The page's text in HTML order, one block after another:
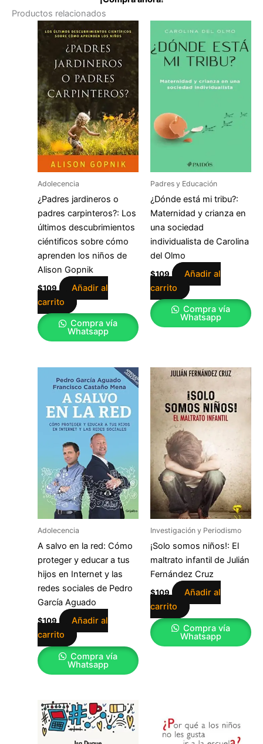
Productos relacionados
Adolecencia
¿Padres jardineros o
padres carpinteros?: Los
últimos descubrimientos
ciéntificos sobre cómo
aprenden los niños de
Alison Gopnik
$109
Añadir al
carrito
Compra vía
Whatsapp
Padres y Educación
¿Dónde está mi tribu?:
Maternidad y crianza en
una sociedad
individualista de Carolina
del Olmo
$109
Añadir al
carrito
Compra vía
Whatsapp
Adolecencia
A salvo en la red: Cómo
proteger y educar a tus
hijos en Internet y las
redes sociales de Pedro
García Aguado
$109
Añadir al
carrito
Compra vía
Whatsapp
Investigación y Periodismo
¡Solo somos niños!: El
maltrato infantil de Julián
Fernández Cruz
$109
Añadir al
carrito
Compra vía
Whatsapp